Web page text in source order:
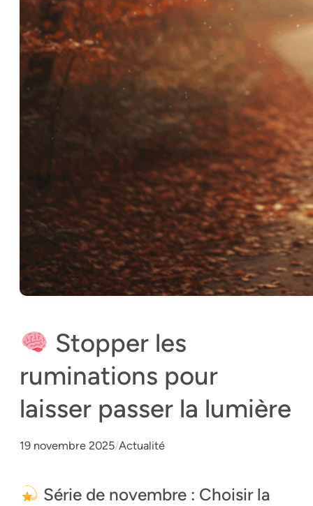
Stopper les
ruminations pour
laisser passer la lumière
19 novembre 2025/Actualité
Série de novembre : Choisir la